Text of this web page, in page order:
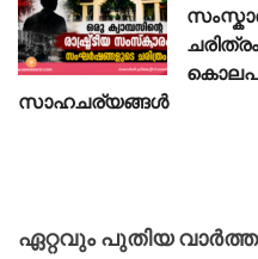
സാഹചര്യങ്ങൾ
ഏറ്റവും പുതിയ